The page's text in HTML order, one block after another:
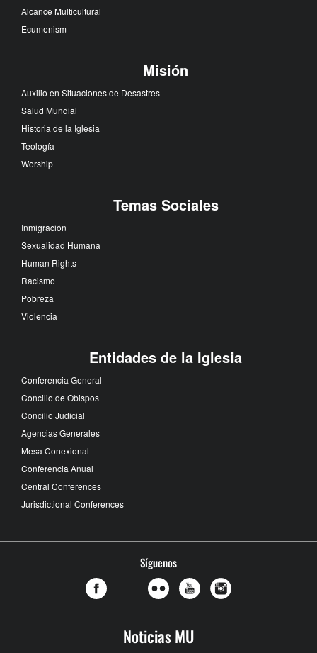
Alcance Multicultural
Ecumenism
Misión
Auxilio en Situaciones de Desastres
Salud Mundial
Historia de la Iglesia
Teología
Worship
Temas Sociales
Inmigración
Sexualidad Humana
Human Rights
Racismo
Pobreza
Violencia
Entidades de la Iglesia
Conferencia General
Concilio de Obispos
Concilio Judicial
Agencias Generales
Mesa Conexional
Conferencia Anual
Central Conferences
Jurisdictional Conferences
Síguenos
Noticias MU